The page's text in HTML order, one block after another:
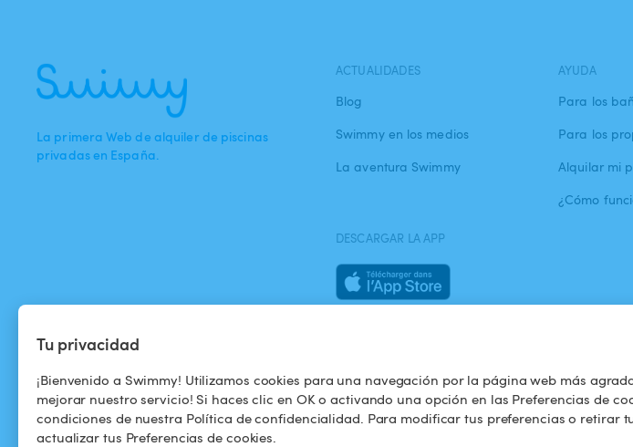
Tu privacidad
¡Bienvenido a Swimmy! Utilizamos cookies para una navegación por la página web más
mejorar nuestro servicio! Si haces clic en OK o activando una opción en las Preferencias de
condiciones de nuestra Política de confidencialidad. Para modificar tus preferencias o retirar
actualizar tus Preferencias de cookies.
La primera Web de alquiler de piscinas
privadas en España.
ACTUALIDADES
Blog
Swimmy en los medios
La aventura Swimmy
AYUDA
Para los
Para los
Alquilar mi
¿Cómo
DESCARGAR LA APP